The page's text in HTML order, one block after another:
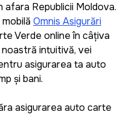
Republicii Moldova.
Omnis Asigurări
Verde online în câțiva
noastră intuitivă, vei
asigurarea ta auto
și bani.
asigurarea auto carte